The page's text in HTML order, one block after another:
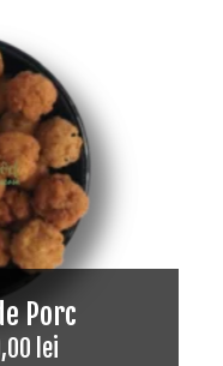
Porc
lei